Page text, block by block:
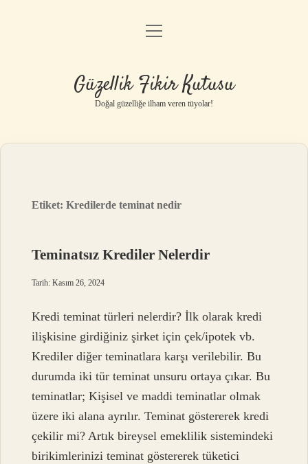
Anasayfa
Yasal Uyarı
menüyü
Güzellik Fikir Kutusu
Doğal güzelliğe ilham veren tüyolar!
Etiket:Kredilerde teminat nedir
Teminatsız Krediler Nelerdir
Tarih: Kasım 26, 2024
Kredi teminat türleri nelerdir? İlk olarak kredi
ilişkisine girdiğiniz şirket için çek/ipotek vb.
Krediler diğer teminatlara karşı verilebilir. Bu
durumda iki tür teminat unsuru ortaya çıkar. Bu
teminatlar; Kişisel ve maddi teminatlar olmak
üzere iki alana ayrılır. Teminat göstererek kredi
çekilir mi? Artık bireysel emeklilik sistemindeki
birikimlerinizi teminat göstererek tüketici